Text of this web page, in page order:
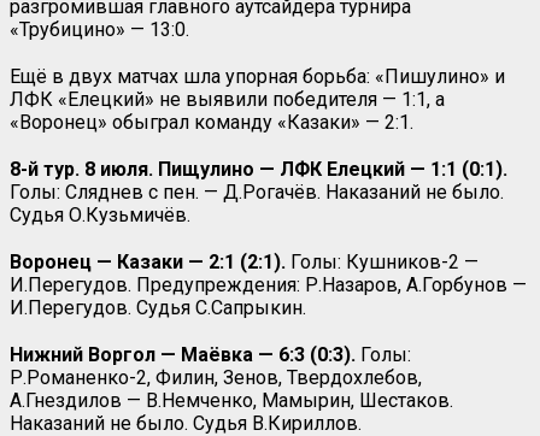
разгромившая главного аутсайдера турнира
«Трубицино» — 13:0.
Ещё в двух матчах шла упорная борьба: «Пишулино» и
ЛФК «Елецкий» не выявили победителя — 1:1, а
«Воронец» обыграл команду «Казаки» — 2:1.
8-й тур. 8 июля. Пищулино — ЛФК Елецкий — 1:1 (0:1).
Голы: Сляднев с пен. — Д.Рогачёв. Наказаний не было.
Судья О.Кузьмичёв.
Воронец — Казаки — 2:1 (2:1). Голы: Кушников-2 —
И.Перегудов. Предупреждения: Р.Назаров, А.Горбунов —
И.Перегудов. Судья С.Сапрыкин.
Нижний Воргол — Маёвка — 6:3 (0:3). Голы:
Р.Романенко-2, Филин, Зенов, Твердохлебов,
А.Гнездилов — В.Немченко, Мамырин, Шестаков.
Наказаний не было. Судья В.Кириллов.